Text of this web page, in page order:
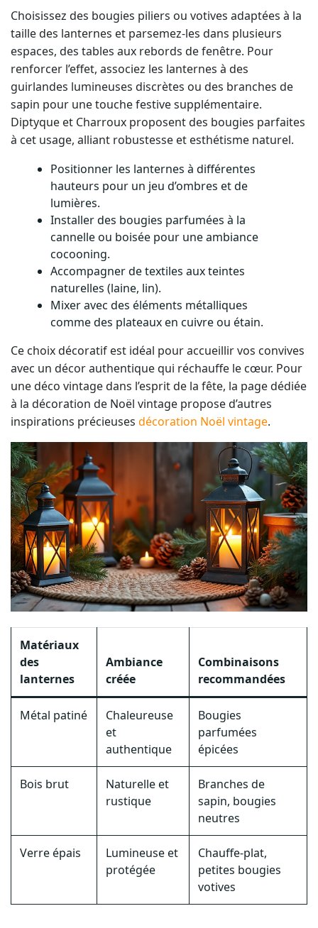
Choisissez des bougies piliers ou votives adaptées à la
taille des lanternes et parsemez-les dans plusieurs
espaces, des tables aux rebords de fenêtre. Pour
renforcer l’effet, associez les lanternes à des
guirlandes lumineuses discrètes ou des branches de
sapin pour une touche festive supplémentaire.
Diptyque et Charroux proposent des bougies parfaites
à cet usage, alliant robustesse et esthétisme naturel.
Positionner les lanternes à différentes
hauteurs pour un jeu d’ombres et de
lumières.
Installer des bougies parfumées à la
cannelle ou boisée pour une ambiance
cocooning.
Accompagner de textiles aux teintes
naturelles (laine, lin).
Mixer avec des éléments métalliques
comme des plateaux en cuivre ou étain.
Ce choix décoratif est idéal pour accueillir vos convives
avec un décor authentique qui réchauffe le cœur. Pour
une déco vintage dans l’esprit de la fête, la page dédiée
à la décoration de Noël vintage propose d’autres
inspirations précieuses décoration Noël vintage.
Matériaux
des
lanternes
Ambiance
créée
Combinaisons
recommandées
Métal patiné
Chaleureuse
et
authentique
Bougies
parfumées
épicées
Bois brut
Naturelle et
rustique
Branches de
sapin, bougies
neutres
Verre épais
Lumineuse et
protégée
Chauffe-plat,
petites bougies
votives